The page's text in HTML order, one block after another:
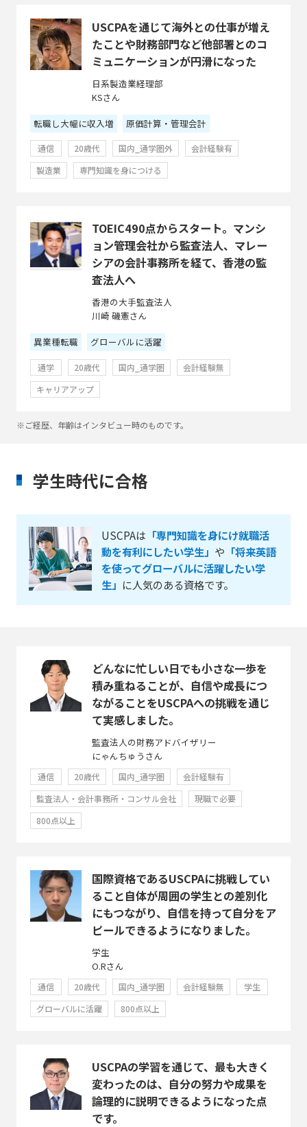
USCPAを通じて海外との仕事が増え
たことや財務部門など他部署とのコ
ミュニケーションが円滑になった
日系製造業経理部
KSさん
転職し大幅に収入増
原価計算・管理会計
通信 20歳代 国内_通学圏外
会計経験有
製造業
専門知識を身につける
TOEIC490点からスタート。マンシ
ョン管理会社から監査法人、マレー
シアの会計事務所を経て、香港の監
査法人へ
香港の大手監査法人
川崎 磯憲さん
異業種転職
グローバルに活躍
通学 20歳代 国内_通学圏
会計経験無
キャリアアップ
※ご経歴、年齢はインタビュー時のものです。
学生時代に合格
USCPAは 「専門知識を身にけ就職活
動を有利にしたい学生」 や 「将来英語
を使ってグローバルに活躍したい学
生」 に人気のある資格です。
どんなに忙しい日でも小さな一歩を
積み重ねることが、自信や成長につ
ながることをUSCPAへの挑戦を通じ
て実感しました。
監査法人の財務アドバイザリー
にゃんちゅうさん
通信 20歳代 国内_通学圏
会計経験有
監査法人・会計事務所・コンサル会社
現職で必要
800点以上
国際資格であるUSCPAに挑戦してい
ること自体が周囲の学生との差別化
にもつながり、自信を持って自分をア
ピールできるようになりました。
学生
O.Rさん
通信 20歳代 国内_通学圏 会計経験無
学生
グローバルに活躍
800点以上
USCPAの学習を通じて、最も大きく
変わったのは、自分の努力や成果を
論理的に説明できるようになった点
です。